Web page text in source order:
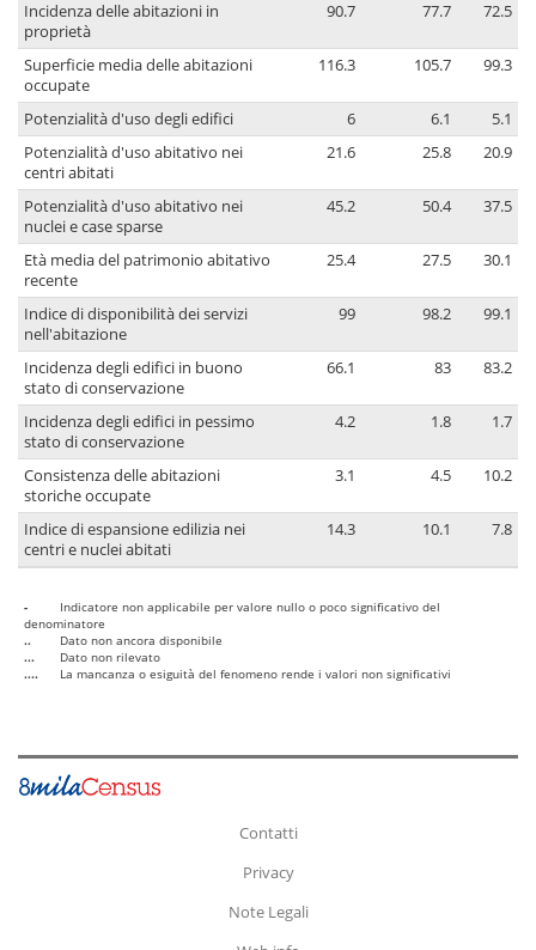
Incidenza delle abitazioni in
proprietà
90.7 77.7 72.5
Superficie media delle abitazioni
occupate
116.3 105.7 99.3
Potenzialità d'uso degli edifici 6 6.1
5.1
Potenzialità d'uso abitativo nei
centri abitati
21.6 25.8 20.9
Potenzialità d'uso abitativo nei
nuclei e case sparse
45.2 50.4 37.5
Età media del patrimonio abitativo
recente
25.4 27.5 30.1
Indice di disponibilità dei servizi
nell'abitazione
99 98.2 99.1
Incidenza degli edifici in buono
stato di conservazione
66.1 83 83.2
Incidenza degli edifici in pessimo
stato di conservazione
4.2 1.8 1.7
Consistenza delle abitazioni
storiche occupate
3.1 4.5 10.2
Indice di espansione edilizia nei
centri e nuclei abitati
14.3 10.1 7.8
-
Indicatore non applicabile per valore nullo o poco significativo del
denominatore
..
Dato non ancora disponibile
...
Dato non rilevato
....
La mancanza o esiguità del fenomeno rende i valori non significativi
Contatti
Privacy
Note Legali